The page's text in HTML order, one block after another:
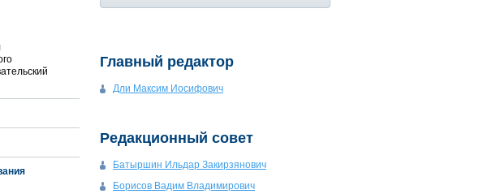
Главный редактор
Дли Максим Иосифович
Редакционный совет
Батыршин Ильдар Закирзянович
Борисов Вадим Владимирович